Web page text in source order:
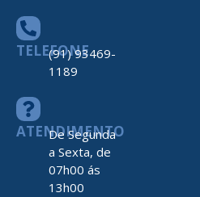
TELEFONE
(91) 93469-
1189
ATENDIMENTO
De Segunda
a Sexta, de
07h00 ás
13h00